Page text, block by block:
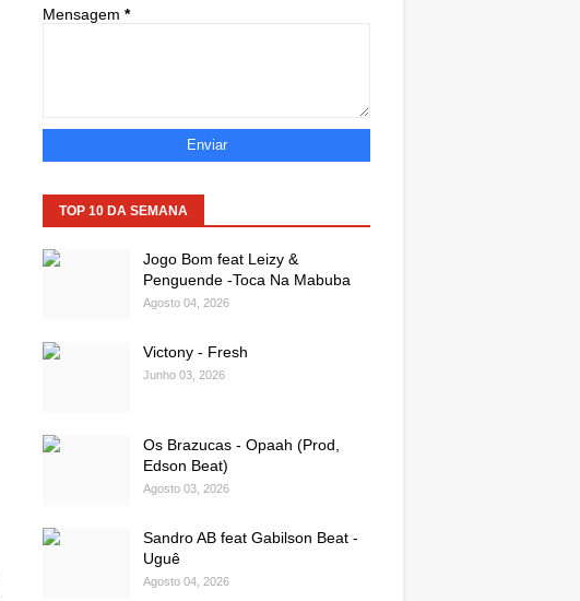
Mensagem *
TOP 10 DA SEMANA
Jogo Bom feat Leizy &
Penguende -Toca Na Mabuba
Agosto 04, 2026
Victony - Fresh
Junho 03, 2026
Os Brazucas - Opaah (Prod,
Edson Beat)
Agosto 03, 2026
Sandro AB feat Gabilson Beat -
Uguê
Agosto 04, 2026